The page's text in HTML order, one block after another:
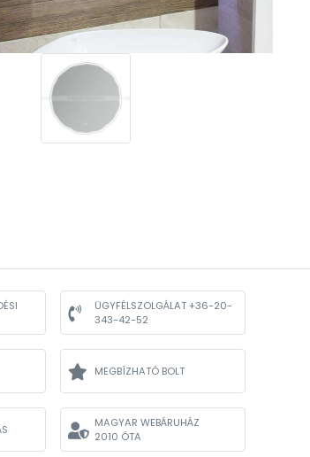
ÜGYFÉLSZOLGÁLAT +36-20-
343-42-52
MEGBÍZHATÓ BOLT
MAGYAR WEBÁRUHÁZ
2010 ÓTA